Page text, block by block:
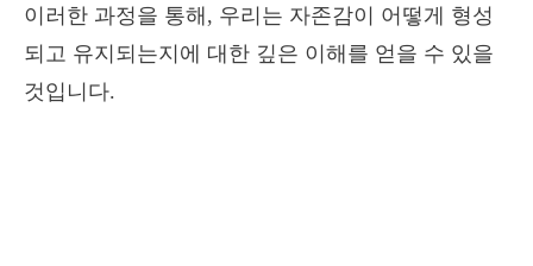
이러한 과정을 통해, 우리는 자존감이 어떻게 형성
되고 유지되는지에 대한 깊은 이해를 얻을 수 있을
것입니다.